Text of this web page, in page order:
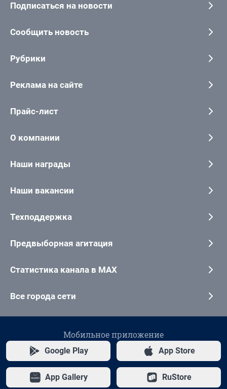
Подписаться на новости
Сообщить новость
Рубрики
Реклама на сайте
Прайс-лист
О компании
Наши награды
Наши вакансии
Техподдержка
Предвыборная агитация
Статистика канала в MAX
Все города сети
Мобильное приложение
Google Play App Store
App Gallery RuStore